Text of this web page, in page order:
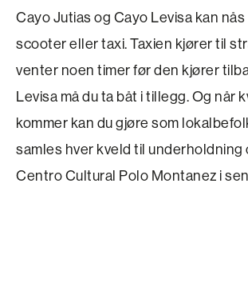
Cayo Jutias og Cayo Levisa kan
scooter eller taxi. Taxien kjører til
venter noen timer før den kjører
Levisa må du ta båt i tillegg. Og når
kommer kan du gjøre som
samles hver kveld til underholdning
Centro Cultural Polo Montanez i